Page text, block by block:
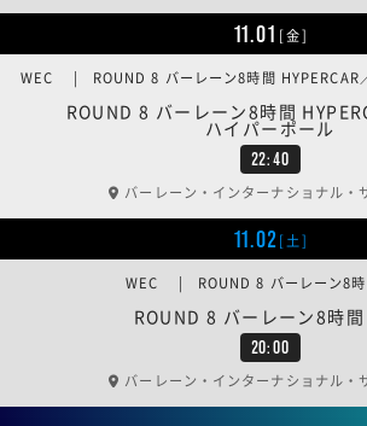
11.01 [金]
22:40
ROUND 8 バーレーン8時間
ハイパーポール
WEC | ROUND 8 バーレーン8時間 HYPERCAR
バーレーン・インターナショナル・
11.02[土]
20:00
ROUND 8 バーレーン8時
WEC | ROUND 8 バーレーン8時
バーレーン・インターナショナル・